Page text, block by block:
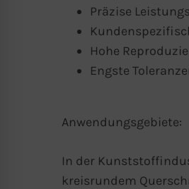
Präzise
Hohe
Engste
Anwendungsgebiete:
In der
kreisrundem